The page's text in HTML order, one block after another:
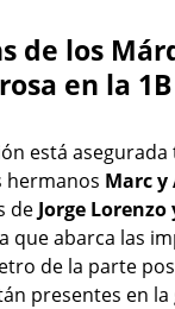
de los
en la 1B
está
hermanos Marc y
de Jorge
que abarca las
de la parte
presentes en